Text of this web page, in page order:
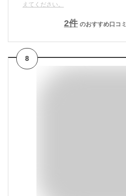
えてください。
2件 のおすすめ口コ
8